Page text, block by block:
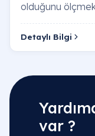
olduğunu
adıdır. Bu
Detaylı Bilgi
var ?